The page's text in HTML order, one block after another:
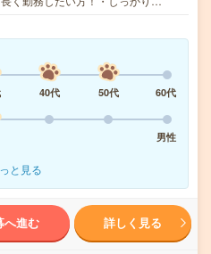
40代 50代
60代
男性
と見る
へ進む 詳しく見る